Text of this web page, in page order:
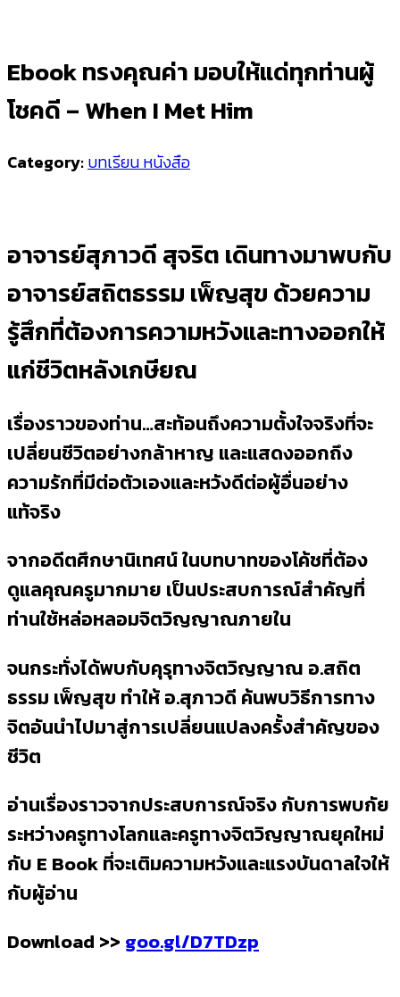
Ebook ทรงคุณค่า มอบให้แด่ทุกท่านผู้
โชคดี – When I Met Him
Category:บทเรียน หนังสือ
อาจารย์สุภาวดี สุจริต เดินทางมาพบกับ
อาจารย์สถิตธรรม เพ็ญสุข ด้วยความ
รู้สึกที่ต้องการความหวังและทางออกให้
แก่ชีวิตหลังเกษียณ
เรื่องราวของท่าน…สะท้อนถึงความตั้งใจจริงที่จะ
เปลี่ยนชีวิตอย่างกล้าหาญ และแสดงออกถึง
ความรักที่มีต่อตัวเองและหวังดีต่อผู้อื่นอย่าง
แท้จริง
จากอดีตศึกษานิเทศน์ ในบทบาทของโค้ชที่ต้อง
ดูแลคุณครูมากมาย เป็นประสบการณ์สำคัญที่
ท่านใช้หล่อหลอมจิตวิญญาณภายใน
จนกระทั่งได้พบกับคุรุทางจิตวิญญาณ อ.สถิต
ธรรม เพ็ญสุข ทำให้ อ.สุภาวดี ค้นพบวิธีการทาง
จิตอันนำไปมาสู่การเปลี่ยนแปลงครั้งสำคัญของ
ชีวิต
อ่านเรื่องราวจากประสบการณ์จริง กับการพบกัย
ระหว่างครูทางโลกและครูทางจิตวิญญาณยุคใหม่
กับ E Book ที่จะเติมความหวังและแรงบันดาลใจให้
กับผู้อ่าน
Download >> goo.gl/D7TDzp